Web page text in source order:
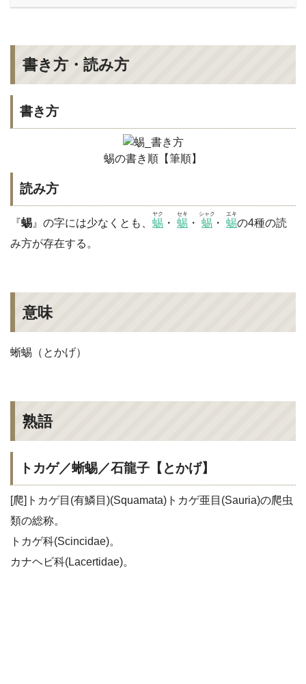
書き方・読み方
書き方
蜴の書き順【筆順】
読み方
『蜴』の字には少なくとも、 蜴
ヤク
・ 蜴
セキ
・ 蜴
シャク
・ 蜴
エキ
の4種の読
み方が存在する。
意味
蜥蜴（とかげ）
熟語
トカゲ／蜥蜴／石龍子【とかげ】
[爬]トカゲ目(有鱗目)(Squamata)トカゲ亜目(Sauria)の爬虫
類の総称。
トカゲ科(Scincidae)。
カナヘビ科(Lacertidae)。